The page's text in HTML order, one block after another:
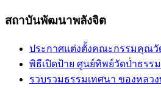
สถาบันพัฒนาพลังจิต
ประกาศแต่งตั้งคณะกรรมคุณ
พิธีเปิดป้าย ศูนย์ทิพย์วัดป่่าธรร
รวบรวมธรรมเทศนา ของหลว